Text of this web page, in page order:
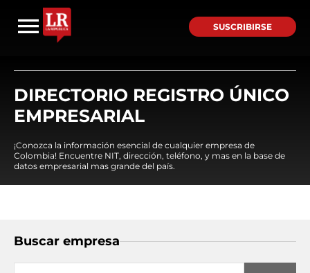
SUSCRIBIRSE
DIRECTORIO REGISTRO ÚNICO
EMPRESARIAL
¡Conozca la información esencial de cualquier empresa de
Colombia! Encuentre NIT, dirección, teléfono, y mas en la base de
datos empresarial mas grande del país.
Buscar empresa